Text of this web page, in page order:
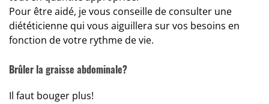
Pour être aidé, je vous conseille de consulter une
diététicienne qui vous aiguillera sur vos besoins en
fonction de votre rythme de vie.
Brûler la graisse abdominale?
Il faut bouger plus!